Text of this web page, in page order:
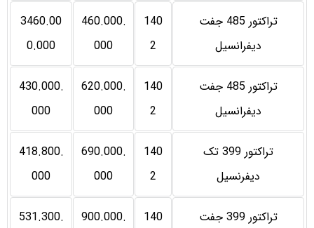
تراکتور 485 جفت
دیفرانسیل
140
2
460.000.
000
3460.00
0.000
تراکتور 485 جفت
دیفرانسیل
140
2
620.000.
000
430.000.
000
تراکتور 399 تک
دیفرنسیل
140
2
690.000.
000
418.800.
000
تراکتور 399 جفت
140
900.000.
531.300.